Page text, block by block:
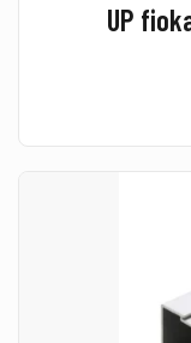
UP